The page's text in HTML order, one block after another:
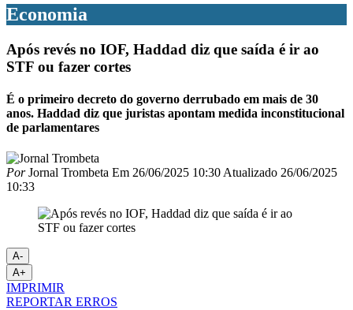
Economia
Após revés no IOF, Haddad diz que saída é ir ao
STF ou fazer cortes
É o primeiro decreto do governo derrubado em mais de 30
anos. Haddad diz que juristas apontam medida inconstitucional
de parlamentares
PorJornal Trombeta Em 26/06/2025 10:30 Atualizado 26/06/2025
10:33
A-
A+
IMPRIMIR
REPORTAR ERROS